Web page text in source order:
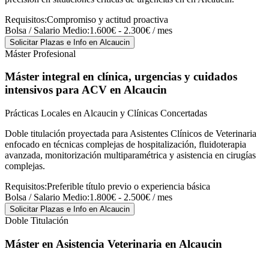
Requisitos:Compromiso y actitud proactiva
Bolsa / Salario Medio:1.600€ - 2.300€ / mes
Solicitar Plazas e Info en Alcaucin
Máster Profesional
Máster integral en clínica, urgencias y cuidados
intensivos para ACV en Alcaucin
Prácticas Locales en Alcaucin y Clínicas Concertadas
Doble titulación proyectada para Asistentes Clínicos de Veterinaria
enfocado en técnicas complejas de hospitalización, fluidoterapia
avanzada, monitorización multiparamétrica y asistencia en cirugías
complejas.
Requisitos:Preferible título previo o experiencia básica
Bolsa / Salario Medio:1.800€ - 2.500€ / mes
Solicitar Plazas e Info en Alcaucin
Doble Titulación
Máster en Asistencia Veterinaria en Alcaucin